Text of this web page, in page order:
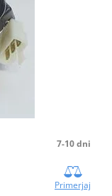
7-10 dni
Primerjaj